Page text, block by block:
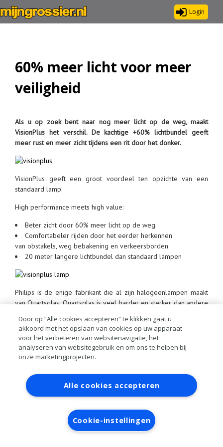
Login
60% meer licht voor meer
veiligheid
Als u op zoek bent naar nog meer licht op de weg, maakt
VisionPlus het verschil. De kachtige +60% lichtbundel geeft
meer rust en meer zicht tijdens een rit door het donker.
VisionPlus geeft een groot voordeel ten opzichte van een
standaard lamp.
High performance meets high value:
Beter zicht door 60% meer licht op de weg
Comfortabeler rijden door het eerder herkennen
van obstakels, weg bebakening en verkeersborden
20 meter langere lichtbundel dan standaard lampen
Philips is de enige fabrikant die al zijn halogeenlampen maakt
van Quartsglas. Quartsglas is veel harder en sterker dan andere
gasdruk hebben, wat zorgt voor een betere levenduur.
Quartsglas is het best bestand tegen thermische en
mechanische schokken. Door het natuurlijke UV filter vertraagt
het de veroudering van uw koplampen.
Contact Account aanvragen
Inloggen
RAI bestanden
Privacy
Algemene
voorwaarden
Verwerkersovereenkomst
Door op “Alle cookies accepteren” te klikken gaat u
akkoord met het opslaan van cookies op uw apparaat
voor het verbeteren van websitenavigatie, het
analyseren van websitegebruik en om ons te helpen bij
onze marketingprojecten.
Alle cookies accepteren
Cookie-instellingen